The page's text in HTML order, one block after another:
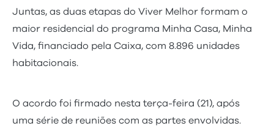
Juntas, as duas etapas do Viver Melhor formam o
maior residencial do programa Minha Casa, Minha
Vida, financiado pela Caixa, com 8.896 unidades
habitacionais.
O acordo foi firmado nesta terça-feira (21), após
uma série de reuniões com as partes envolvidas.